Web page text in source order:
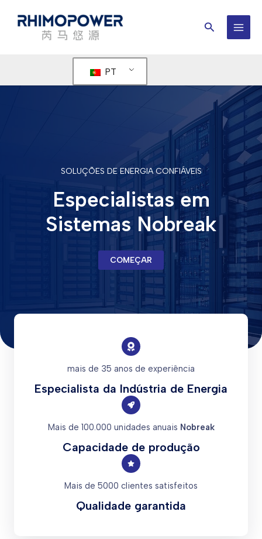
Procurar
PT
SOLUÇÕES DE ENERGIA CONFIÁVEIS
Especialistas em
Sistemas Nobreak
COMEÇAR
mais de 35 anos de experiência
Especialista da Indústria de Energia
Mais de 100.000 unidades anuais Nobreak
Capacidade de produção
Mais de 5000 clientes satisfeitos
Qualidade garantida